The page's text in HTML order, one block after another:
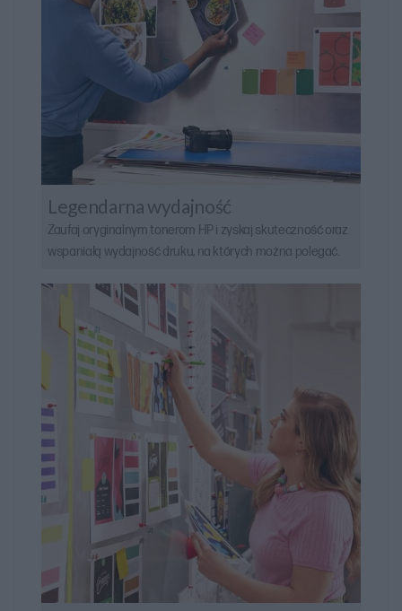
Legendarna wydajność
Zaufaj oryginalnym tonerom HP i zyskaj skuteczność oraz
wspaniałą wydajność druku, na których można polegać.